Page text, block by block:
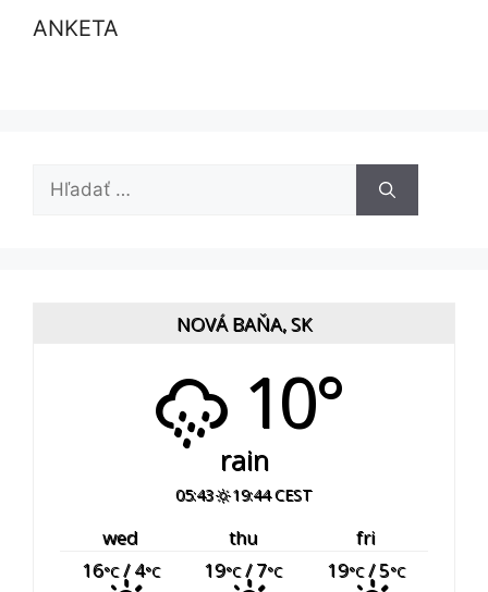
ANKETA
Hľadať:
NOVÁ BAŇA, SK
10°
rain
05:43 19:44 CEST
wed thu
fri
16°C/ 4°C 19°C/ 7°C 19°C/ 5°C